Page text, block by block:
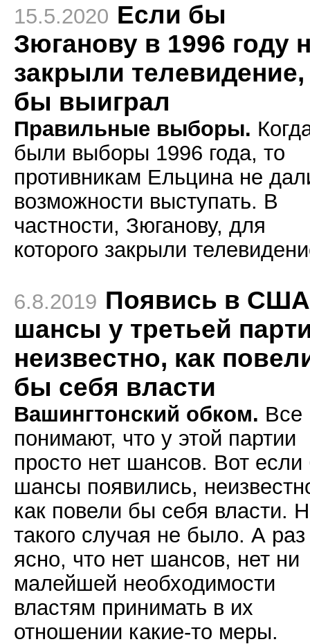
15.5.2020 Если бы
Зюганову в 1996 году
закрыли
бы выиграл
Правильные выборы.
были выборы 1996 года, то
противникам Ельцина не
возможности выступать. В
частности, Зюганову, для
которого закрыли
6.8.2019 Появись в США
шансы у третьей
неизвестно, как
бы себя власти
Вашингтонский обком. Все
понимают, что у этой партии
просто нет шансов. Вот
шансы появились,
как повели бы себя власти.
такого случая не было. А раз
ясно, что нет шансов, нет ни
малейшей необходимости
властям принимать в их
отношении какие-то меры.